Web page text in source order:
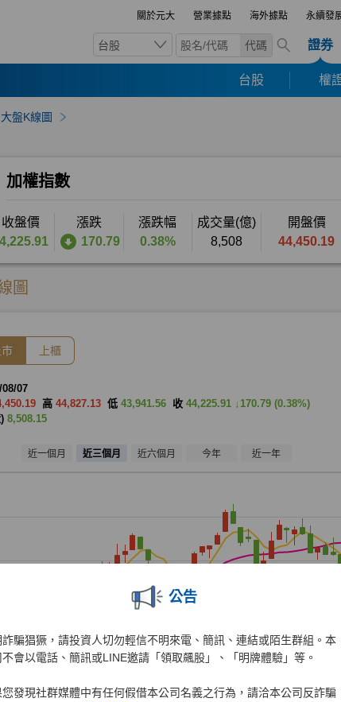
關於元大 營業據點 海外據點 永續發
台股 代碼 證券
台股 權
公告
詐騙猖獗，請投資人切勿輕信不明來電、簡訊、連結或陌生群組。本
會以電話、簡訊或LINE邀請「領取飆股」、「明牌體驗」等。
您發現社群媒體中有任何假借本公司名義之行為，請洽本公司反詐騙
大盤K線圖